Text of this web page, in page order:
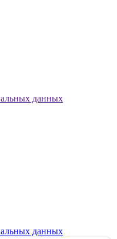
данных
данных